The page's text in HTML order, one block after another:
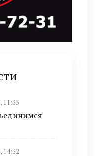
11:35
14:32